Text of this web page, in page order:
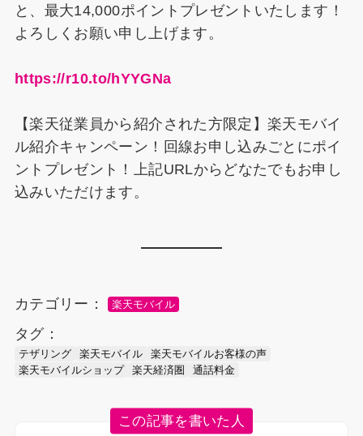
と、最大14,000ポイントプレゼントいたします！
よろしくお願い申し上げます。
https://r10.to/hYYGNa
【楽天従業員から紹介された方限定】楽天モバイ
ル紹介キャンペーン！回線お申し込みごとにポイ
ントプレゼント！上記URLからどなたでもお申し
込みいただけます。
カテゴリー： 楽天モバイル
タグ：
テザリング 楽天モバイル
楽天モバイルお客様の声
楽天モバイルショップ
楽天経済圏 通話料金
この記事を書いた人